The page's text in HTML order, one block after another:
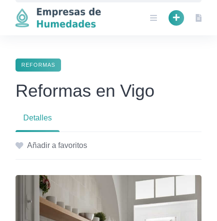
content
REFORMAS
Reformas en Vigo
Detalles
Añadir a favoritos